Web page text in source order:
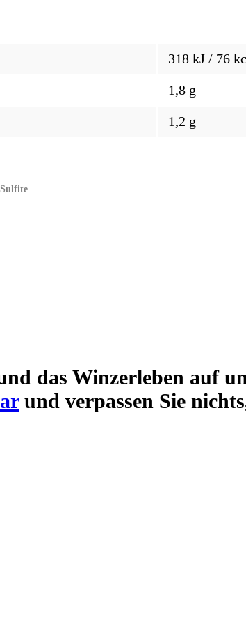
318 kJ / 76
1,8 g
1,2 g
Sulfite
das Winzerleben auf
und verpassen Sie